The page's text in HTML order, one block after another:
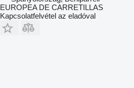
EUROPEA DE CARRETILLAS
Kapcsolatfelvétel az eladóval